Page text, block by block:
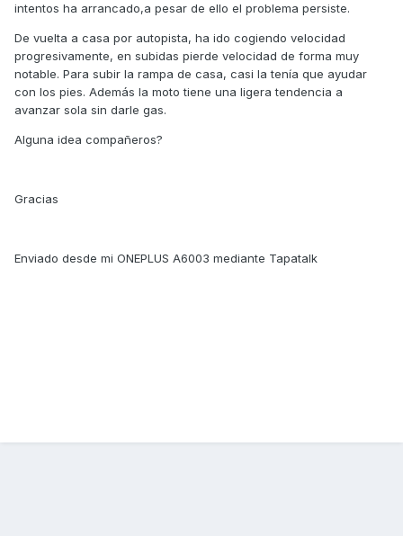
intentos ha arrancado,a pesar de ello el problema persiste.
De vuelta a casa por autopista, ha ido cogiendo velocidad
progresivamente, en subidas pierde velocidad de forma muy
notable. Para subir la rampa de casa, casi la tenía que ayudar
con los pies. Además la moto tiene una ligera tendencia a
avanzar sola sin darle gas.
Alguna idea compañeros?
Gracias
Enviado desde mi ONEPLUS A6003 mediante Tapatalk